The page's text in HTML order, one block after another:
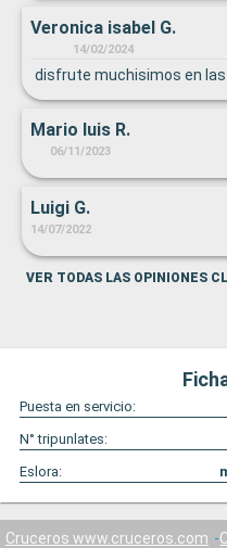
Veronica isabel G.
14/02/2024
disfrute muchisimos en
Mario luis R.
06/11/2023
Luigi G.
14/07/2022
VER TODAS LAS OPINIONES
Puesta en servicio:
N° tripunlates:
Eslora:
Cruceros www.cruceros.com